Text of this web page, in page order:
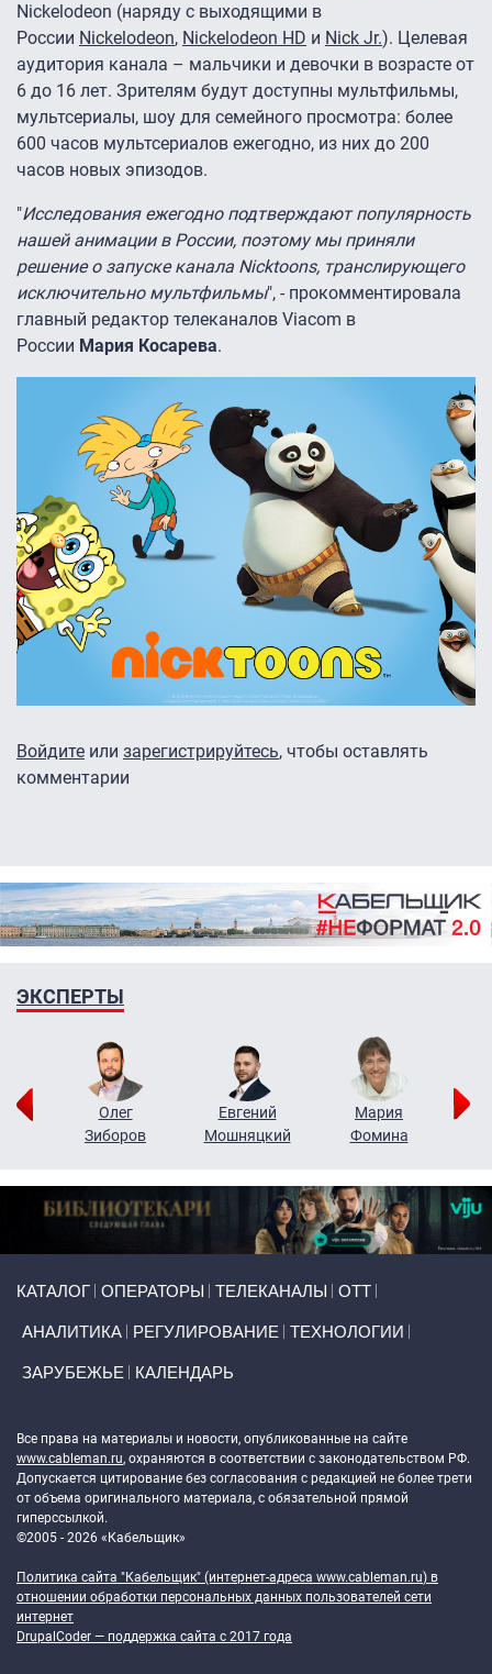
Nickelodeon (наряду с выходящими в
России Nickelodeon, Nickelodeon HD и Nick Jr.). Целевая
аудитория канала – мальчики и девочки в возрасте от
6 до 16 лет. Зрителям будут доступны мультфильмы,
мультсериалы, шоу для семейного просмотра: более
600 часов мультсериалов ежегодно, из них до 200
часов новых эпизодов.
"Исследования ежегодно подтверждают популярность
нашей анимации в России, поэтому мы приняли
решение о запуске канала Nicktoons, транслирующего
исключительно мультфильмы", - прокомментировала
главный редактор телеканалов Viacom в
России Мария Косарева.
Войдите или зарегистрируйтесь, чтобы оставлять
комментарии
ЭКСПЕРТЫ
Олег
Зиборов
Евгений
Мошняцкий
Мария
Фомина
КАТАЛОГ ОПЕРАТОРЫ ТЕЛЕКАНАЛЫ ОТТ
АНАЛИТИКА РЕГУЛИРОВАНИЕ ТЕХНОЛОГИИ
ЗАРУБЕЖЬЕ КАЛЕНДАРЬ
Все права на материалы и новости, опубликованные на сайте
www.cableman.ru, охраняются в соответствии с законодательством РФ.
Допускается цитирование без согласования с редакцией не более трети
от объема оригинального материала, с обязательной прямой
гиперссылкой.
©2005 - 2026 «Кабельщик»
Политика сайта "Кабельщик" (интернет-адреса www.cableman.ru) в
отношении обработки персональных данных пользователей сети
интернет
DrupalCoder — поддержка сайта c 2017 года